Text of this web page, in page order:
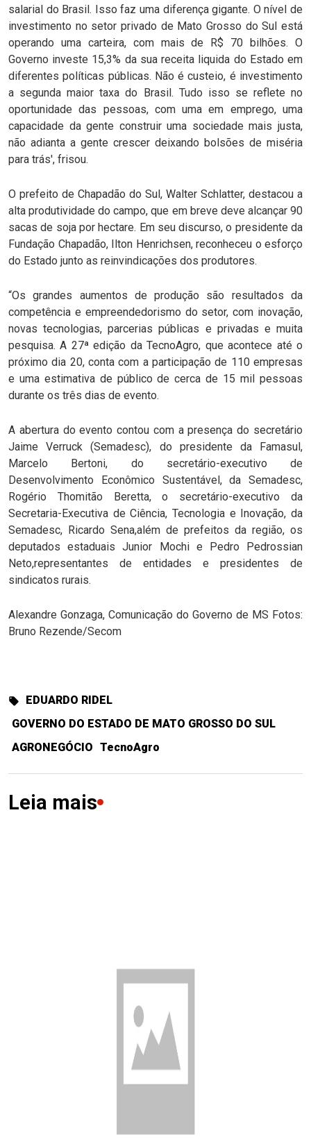
salarial do Brasil. Isso faz uma diferença gigante. O nível de
investimento no setor privado de Mato Grosso do Sul está
operando uma carteira, com mais de R$ 70 bilhões. O
Governo investe 15,3% da sua receita liquida do Estado em
diferentes políticas públicas. Não é custeio, é investimento
a segunda maior taxa do Brasil. Tudo isso se reflete no
oportunidade das pessoas, com uma em emprego, uma
capacidade da gente construir uma sociedade mais justa,
não adianta a gente crescer deixando bolsões de miséria
para trás', frisou.
O prefeito de Chapadão do Sul, Walter Schlatter, destacou a
alta produtividade do campo, que em breve deve alcançar 90
sacas de soja por hectare. Em seu discurso, o presidente da
Fundação Chapadão, Ilton Henrichsen, reconheceu o esforço
do Estado junto as reinvindicações dos produtores.
“Os grandes aumentos de produção são resultados da
competência e empreendedorismo do setor, com inovação,
novas tecnologias, parcerias públicas e privadas e muita
pesquisa. A 27ª edição da TecnoAgro, que acontece até o
próximo dia 20, conta com a participação de 110 empresas
e uma estimativa de público de cerca de 15 mil pessoas
durante os três dias de evento.
A abertura do evento contou com a presença do secretário
Jaime Verruck (Semadesc), do presidente da Famasul,
Marcelo Bertoni, do secretário-executivo de
Desenvolvimento Econômico Sustentável, da Semadesc,
Rogério Thomitão Beretta, o secretário-executivo da
Secretaria-Executiva de Ciência, Tecnologia e Inovação, da
Semadesc, Ricardo Sena,além de prefeitos da região, os
deputados estaduais Junior Mochi e Pedro Pedrossian
Neto,representantes de entidades e presidentes de
sindicatos rurais.
Alexandre Gonzaga, Comunicação do Governo de MS Fotos:
Bruno Rezende/Secom
EDUARDO RIDEL
GOVERNO DO ESTADO DE MATO GROSSO DO SUL
AGRONEGÓCIO TecnoAgro
Leia mais